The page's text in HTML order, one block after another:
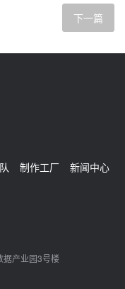
下一篇
制作工厂
新闻中心
据产业园3号楼